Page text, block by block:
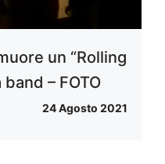
un “Rolling
band – FOTO
24 Agosto 2021